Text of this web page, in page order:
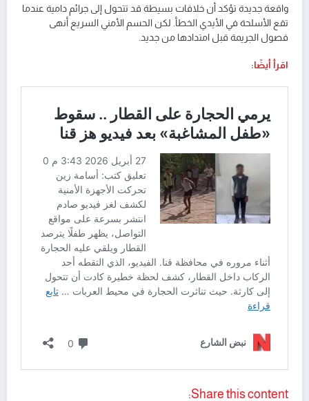
واقعة جديدة تؤكد أن خلافات بسيطة قد تتحول إلى جرائم دامية عندما
تقع الأسلحة في الأيدي الخطأ. لكن الحسم الأمني السريع أنهى
فصول الجريمة قبل امتدادها من جديد.
اقرأ أيضًا:
Share this content: